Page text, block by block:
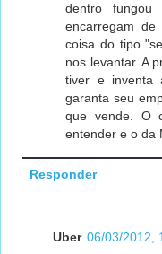
dentro
encarregam de
coisa do tipo
nos levantar. A
tiver e inventa
garanta seu
que vende. O
entender e o da
Responder
Uber 06/03/2012,